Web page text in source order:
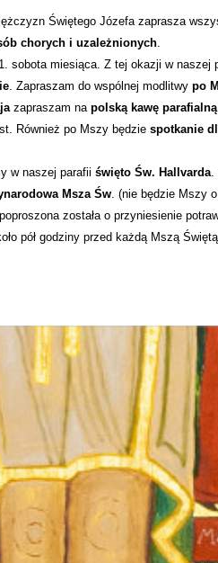
Świętego Józefa zaprasza
chorych i uzależnionych.
sobota miesiąca. Z tej okazji w naszej
. Zapraszam do wspólnej modlitwy po
zapraszam na polską kawę
Również po Mszy będzie spotkanie
w naszej parafii święto Św. Hallvarda.
Msza Św. (nie będzie Mszy
została o przyniesienie
pół godziny przed każdą Mszą